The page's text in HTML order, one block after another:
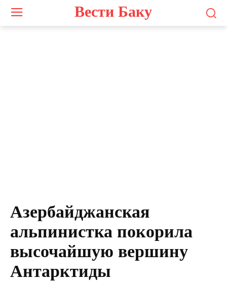
Вести Баку
Азербайджанская
альпинистка покорила
высочайшую вершину
Антарктиды